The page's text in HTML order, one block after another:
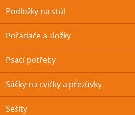
Podložky na stůl
Pořadače a složky
Psací potřeby
Sáčky na cvičky a přezůvky
Sešity